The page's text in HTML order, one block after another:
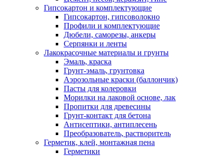
Гипсокартон и комплектующие
Гипсокартон, гипсоволокно
Профили и комплектующие
Дюбели, саморезы, анкеры
Серпянки и ленты
Лакокрасочные материалы и грунты
Эмаль, краска
Грунт-эмаль, грунтовка
Аэрозольные краски (баллончик)
Пасты для колеровки
Морилки на лаковой основе, лак
Пропитки для древесины
Грунт-контакт для бетона
Антисептики, антиплесень
Преобразователь, растворитель
Герметик, клей, монтажная пена
Герметики